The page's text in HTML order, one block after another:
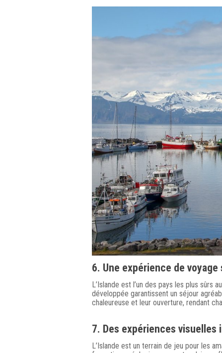
6. Une expérience de
L’Islande est l’un des pays les plus sûrs
développée garantissent un séjour
chaleureuse et leur ouverture, rendant
7. Des expériences visuelles
L’Islande est un terrain de jeu pour les